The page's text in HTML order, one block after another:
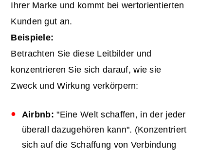
Ihrer Marke und kommt bei wertorientierten
Kunden gut an.
Beispiele:
Betrachten Sie diese Leitbilder und
konzentrieren Sie sich darauf, wie sie
Zweck und Wirkung verkörpern:
Airbnb: "Eine Welt schaffen, in der jeder
überall dazugehören kann". (Konzentriert
sich auf die Schaffung von Verbindung